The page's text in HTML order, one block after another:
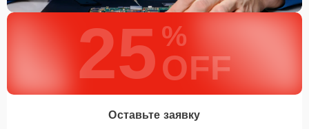
25 %
OFF
Оставьте заявку